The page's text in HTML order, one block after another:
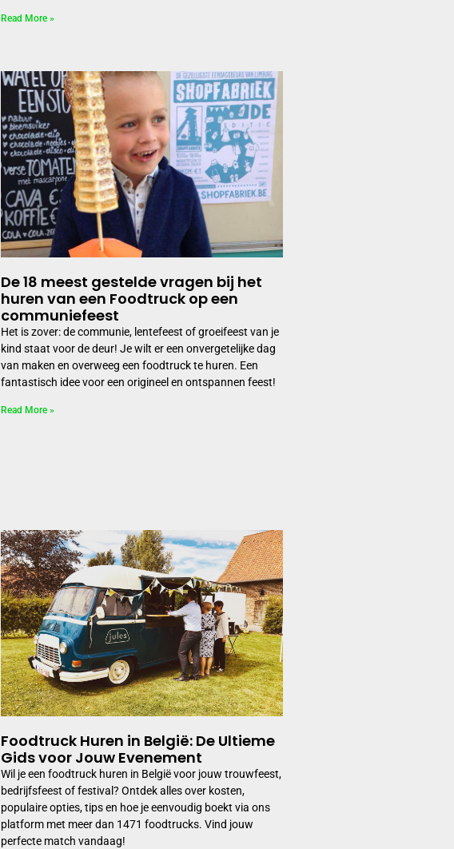
Read More »
De 18 meest gestelde vragen bij het
huren van een Foodtruck op een
communiefeest
Het is zover: de communie, lentefeest of groeifeest van je
kind staat voor de deur! Je wilt er een onvergetelijke dag
van maken en overweeg een foodtruck te huren. Een
fantastisch idee voor een origineel en ontspannen feest!
Read More »
Foodtruck Huren in België: De Ultieme
Gids voor Jouw Evenement
Wil je een foodtruck huren in België voor jouw trouwfeest,
bedrijfsfeest of festival? Ontdek alles over kosten,
populaire opties, tips en hoe je eenvoudig boekt via ons
platform met meer dan 1471 foodtrucks. Vind jouw
perfecte match vandaag!